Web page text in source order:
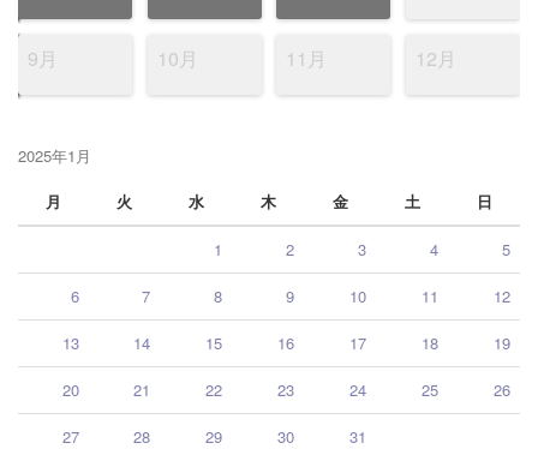
9月 10月 11月 12月
2025年1月
月
火 水 木 金 土 日
1 2 3 4 5
6 7 8 9 10 11 12
13 14 15 16 17 18 19
20 21 22 23 24 25 26
27 28 29 30 31